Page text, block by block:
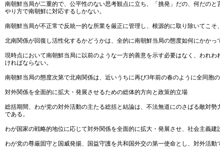
南朝鮮当局が二重的で、公平性のない思考観点に立ち、「挑発」だの、何だの
やり方で南朝鮮に対応するしかない。
南朝鮮当局が不正常で反統一的な所業を厳正に管理し、根源的に取り除いてこ
北南関係が回復し活性化するかどうかは、全的に南朝鮮当局の態度如何にかか
現時点において南朝鮮当局に以前のような一方的善意を示す必要はなく、われ
ければならない。
南朝鮮当局の態度次第で北南関係は、近いうちに再び3年前の春のように全同胞
対外関係を全面的に拡大・発展させるための総体的方向と政策的立場
総括期間、わが党の対外活動の主たる総括と結論は、不法無道にのさばる敵対
である。
わが国家の戦略的地位に応じて対外関係を全面的に拡大・発展させ、社会主義
わが党の尊厳固守と国威発揚、国益守護を共和国外交の第一使命とし、対外活